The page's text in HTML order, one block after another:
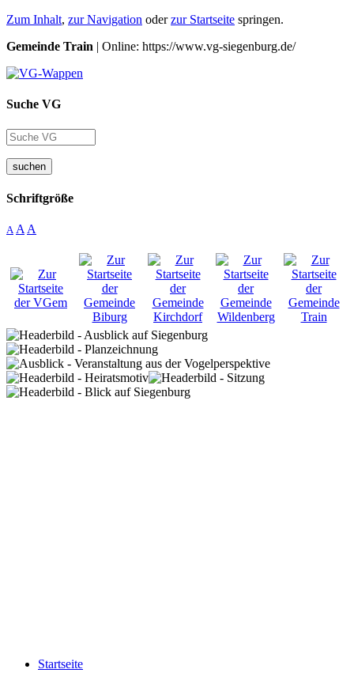
Zum Inhalt, zur Navigation oderzur Startseite springen.
Gemeinde Train | Online: https://www.vg-siegenburg.de/
Suche VG
suchen
Schriftgröße
A A A
Startseite